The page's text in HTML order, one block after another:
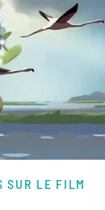
SUR LE FILM